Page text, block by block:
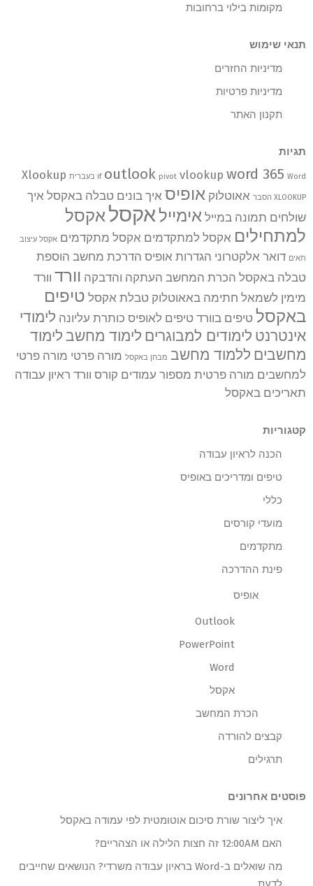
מקומות בילוי ברחובות
תנאי שימוש
מדיניות החזרים
מדיניות פרטיות
תקנון האתר
תגיות
if outlook pivot vlookup word 365 Word בעברית Xlookup
XLOOKUP הסבר אאוטלוק אופיס איך בונים טבלה באקסל איך
שולחים תמונה במייל אימיילאקסלאקסל
למתחילים אקסל למתקדמים אקסל מתקדמים אקסל עיצוב
תאים דואר אלקטרוני הגדרות אופיס הדרכת מחשב הוספת
טבלה באקסל הכרת המחשב העתקה והדבקה וורד וורד
מימין לשמאל חתימה באאוטלוק טבלת אקסל טיפים
באקסל טיפים בוורד טיפים לאופיס כותרת עליונה לימודי
אינטרנט לימודים למבוגרים לימוד מחשב לימוד
מחשבים ללמוד מחשב מבחן באקסל מורה פרטי מורה פרטי
למחשבים מורה פרטית מספור עמודים קורס וורד ראיון עבודה
תאריכים באקסל
קטגוריות
הכנה לראיון עבודה
טיפים ומדריכים באופיס
כללי
מועדי קורסים
מתקדמים
פינת ההדרכה
אופיס
Outlook
PowerPoint
Word
אקסל
הכרת המחשב
קבצים להורדה
תרגילים
פוסטים אחרונים
איך ליצור שורת סיכום אוטומטית לפי עמודה באקסל
האם 12:00AM זה חצות הלילה או הצהריים?
מה שואלים ב-Word בראיון עבודה משרדי? הנושאים שחייבים